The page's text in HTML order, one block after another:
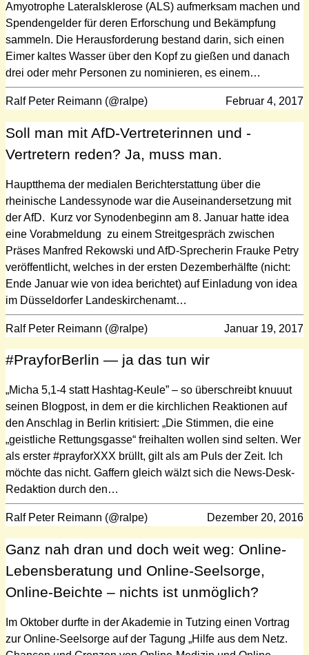
Amyotrophe Lateralsklerose (ALS) aufmerksam machen und
Spendengelder für deren Erforschung und Bekämpfung
sammeln. Die Herausforderung bestand darin, sich einen
Eimer kaltes Wasser über den Kopf zu gießen und danach
drei oder mehr Personen zu nominieren, es einem…
Ralf Peter Reimann (@ralpe) Februar 4, 2017
Soll man mit AfD-Vertreterinnen und -
Vertretern reden? Ja, muss man.
Hauptthema der medialen Berichterstattung über die
rheinische Landessynode war die Auseinandersetzung mit
der AfD. Kurz vor Synodenbeginn am 8. Januar hatte idea
eine Vorabmeldung zu einem Streitgespräch zwischen
Präses Manfred Rekowski und AfD-Sprecherin Frauke Petry
veröffentlicht, welches in der ersten Dezemberhälfte (nicht:
Ende Januar wie von idea berichtet) auf Einladung von idea
im Düsseldorfer Landeskirchenamt…
Ralf Peter Reimann (@ralpe) Januar 19, 2017
#PrayforBerlin — ja das tun wir
„Micha 5,1-4 statt Hashtag-Keule” – so überschreibt knuuut
seinen Blogpost, in dem er die kirchlichen Reaktionen auf
den Anschlag in Berlin kritisiert: „Die Stimmen, die eine
„geistliche Rettungsgasse“ freihalten wollen sind selten. Wer
als erster #prayforXXX brüllt, gilt als am Puls der Zeit. Ich
möchte das nicht. Gaffern gleich wälzt sich die News-Desk-
Redaktion durch den…
Ralf Peter Reimann (@ralpe) Dezember 20, 2016
Ganz nah dran und doch weit weg: Online-
Lebensberatung und Online-Seelsorge,
Online-Beichte – nichts ist unmöglich?
Im Oktober durfte in der Akademie in Tutzing einen Vortrag
zur Online-Seelsorge auf der Tagung „Hilfe aus dem Netz.